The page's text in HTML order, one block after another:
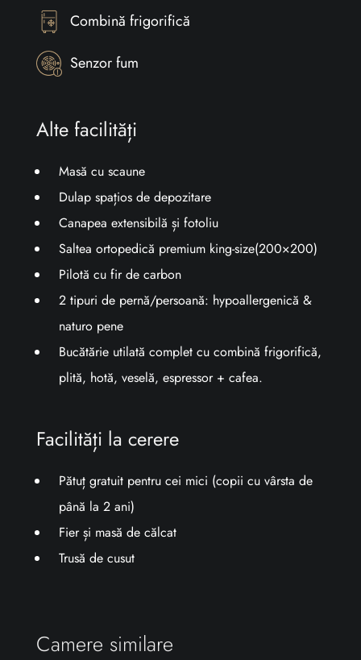
Combină frigorifică
Senzor fum
Alte facilități
Masă cu scaune
Dulap spațios de depozitare
Canapea extensibilă și fotoliu
Saltea ortopedică premium king-size(200×200)
Pilotă cu fir de carbon
2 tipuri de pernă/persoană: hypoallergenică &
naturo pene
Bucătărie utilată complet cu combină frigorifică,
plită, hotă, veselă, espressor + cafea.
Facilități la cerere
Pătuț gratuit pentru cei mici (copii cu vârsta de
până la 2 ani)
Fier și masă de călcat
Trusă de cusut
Camere similare